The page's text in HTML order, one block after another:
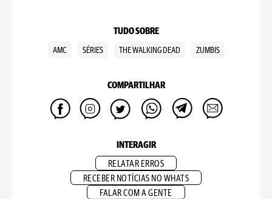
TUDO SOBRE
AMC SÉRIES THE WALKING DEAD ZUMBIS
COMPARTILHAR
INTERAGIR
RELATAR ERROS
RECEBER NOTÍCIAS NO WHATS
FALAR COM A GENTE